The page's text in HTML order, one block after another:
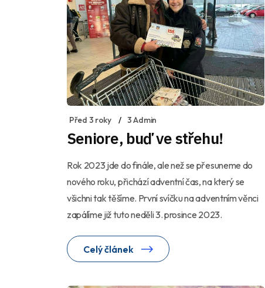
Před 3 roky 3 Admin
Seniore, buď ve střehu!
Rok 2023 jde do finále, ale než se přesuneme do
nového roku, přichází adventní čas, na který se
všichni tak těšíme. První svíčku na adventním věnci
zapálíme již tuto neděli 3. prosince 2023.
Celý článek